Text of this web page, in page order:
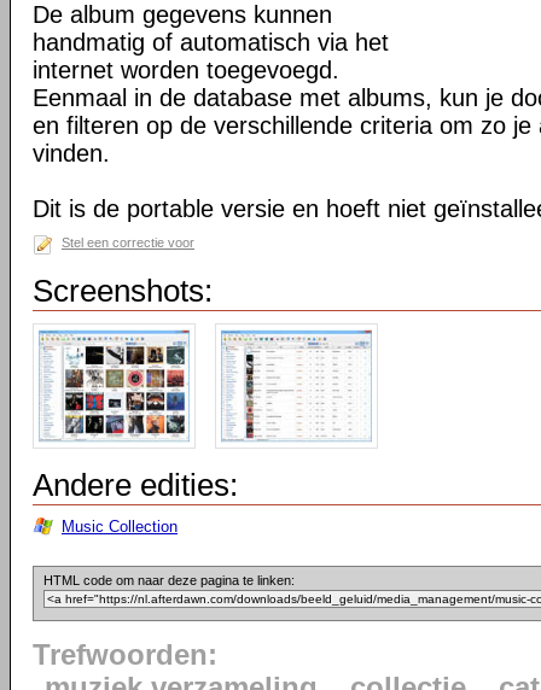
De album gegevens kunnen
handmatig of automatisch via het
internet worden toegevoegd.
Eenmaal in de database met albums, kun je
en filteren op de verschillende criteria om zo
vinden.
Dit is de portable versie en hoeft niet
Stel een correctie voor
Screenshots:
Andere edities:
Music Collection
HTML code om naar deze pagina te linken:
Trefwoorden: